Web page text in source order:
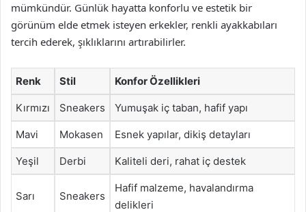
mümkündür. Günlük hayatta konforlu ve estetik bir
görünüm elde etmek isteyen erkekler, renkli ayakkabıları
tercih ederek, şıklıklarını artırabilirler.
Renk Stil Konfor Özellikleri
Kırmızı Sneakers Yumuşak iç taban, hafif yapı
Mavi Mokasen Esnek yapılar, dikiş detayları
Yeşil Derbi Kaliteli deri, rahat iç destek
Sarı Sneakers
Hafif malzeme, havalandırma
delikleri